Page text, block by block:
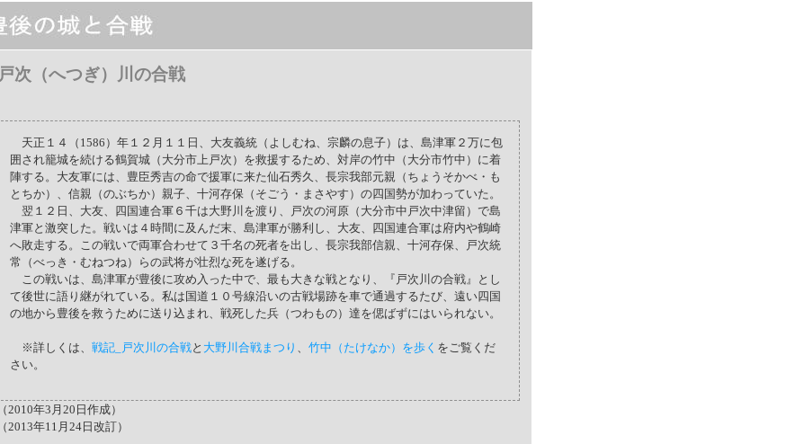
戸次（へつぎ）川の合戦
天正１４（1586）年１２月１１日、大友義統（よしむね、宗麟の息子）は、島津軍２万に包
囲され籠城を続ける鶴賀城（大分市上戸次）を救援するため、対岸の竹中（大分市竹中）に着
陣する。大友軍には、豊臣秀吉の命で援軍に来た仙石秀久、長宗我部元親（ちょうそかべ・も
とちか）、信親（のぶちか）親子、十河存保（そごう・まさやす）の四国勢が加わっていた。
翌１２日、大友、四国連合軍６千は大野川を渡り、戸次の河原（大分市中戸次中津留）で島
津軍と激突した。戦いは４時間に及んだ末、島津軍が勝利し、大友、四国連合軍は府内や鶴崎
へ敗走する。この戦いで両軍合わせて３千名の死者を出し、長宗我部信親、十河存保、戸次統
常（べっき・むねつね）らの武将が壮烈な死を遂げる。
この戦いは、島津軍が豊後に攻め入った中で、最も大きな戦となり、『戸次川の合戦』とし
て後世に語り継がれている。私は国道１０号線沿いの古戦場跡を車で通過するたび、遠い四国
の地から豊後を救うために送り込まれ、戦死した兵（つわもの）達を偲ばずにはいられない。
※詳しくは、 戦記_戸次川の合戦と 大野川合戦まつり 、 竹中（たけなか）を歩く をご覧くだ
さい。
（2010年3月20日作成）
（2013年11月24日改訂）